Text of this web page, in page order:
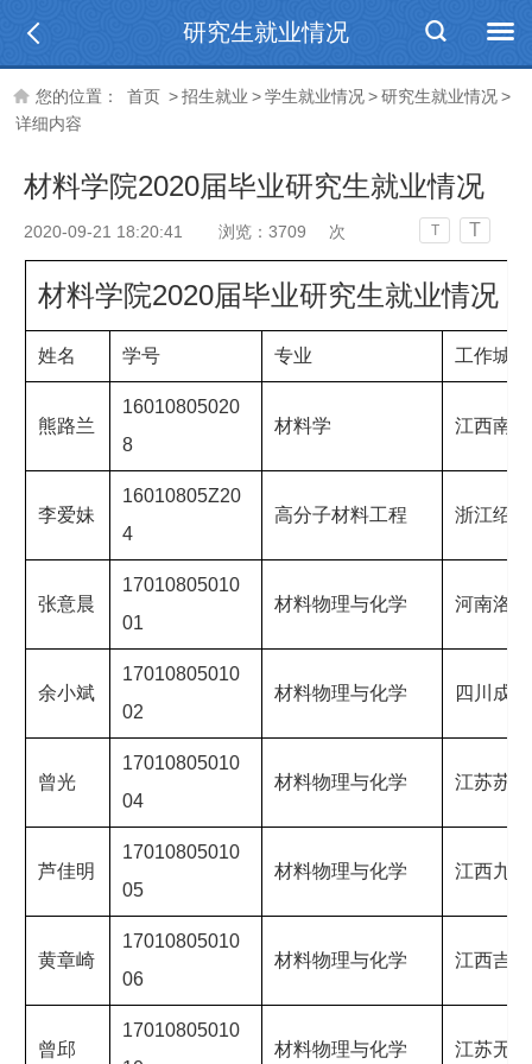
研究生就业情况
您的位置： 首页 >招生就业 >学生就业情况>研究生就业情况>
详细内容
材料学院2020届毕业研究生就业情况
2020-09-21 18:20:41 浏览： 3709 次 T T
材料学院2020届毕业研究生就业情况
姓名 学号 专业 工作城市
熊路兰
16010805020
8
材料学 江西南昌
李爱妹
16010805Z20
4
高分子材料工程 浙江绍兴
张意晨
17010805010
01
材料物理与化学 河南洛阳
余小斌
17010805010
02
材料物理与化学 四川成都
曾光
17010805010
04
材料物理与化学 江苏苏州
芦佳明
17010805010
05
材料物理与化学 江西九江
黄章崎
17010805010
06
材料物理与化学 江西吉安
曾邱
17010805010
材料物理与化学 江苏无锡